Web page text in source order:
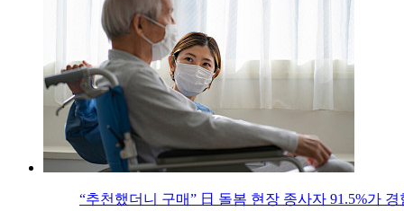
“추천했더니 구매” 日 돌봄 현장 종사자 91.5%가 경